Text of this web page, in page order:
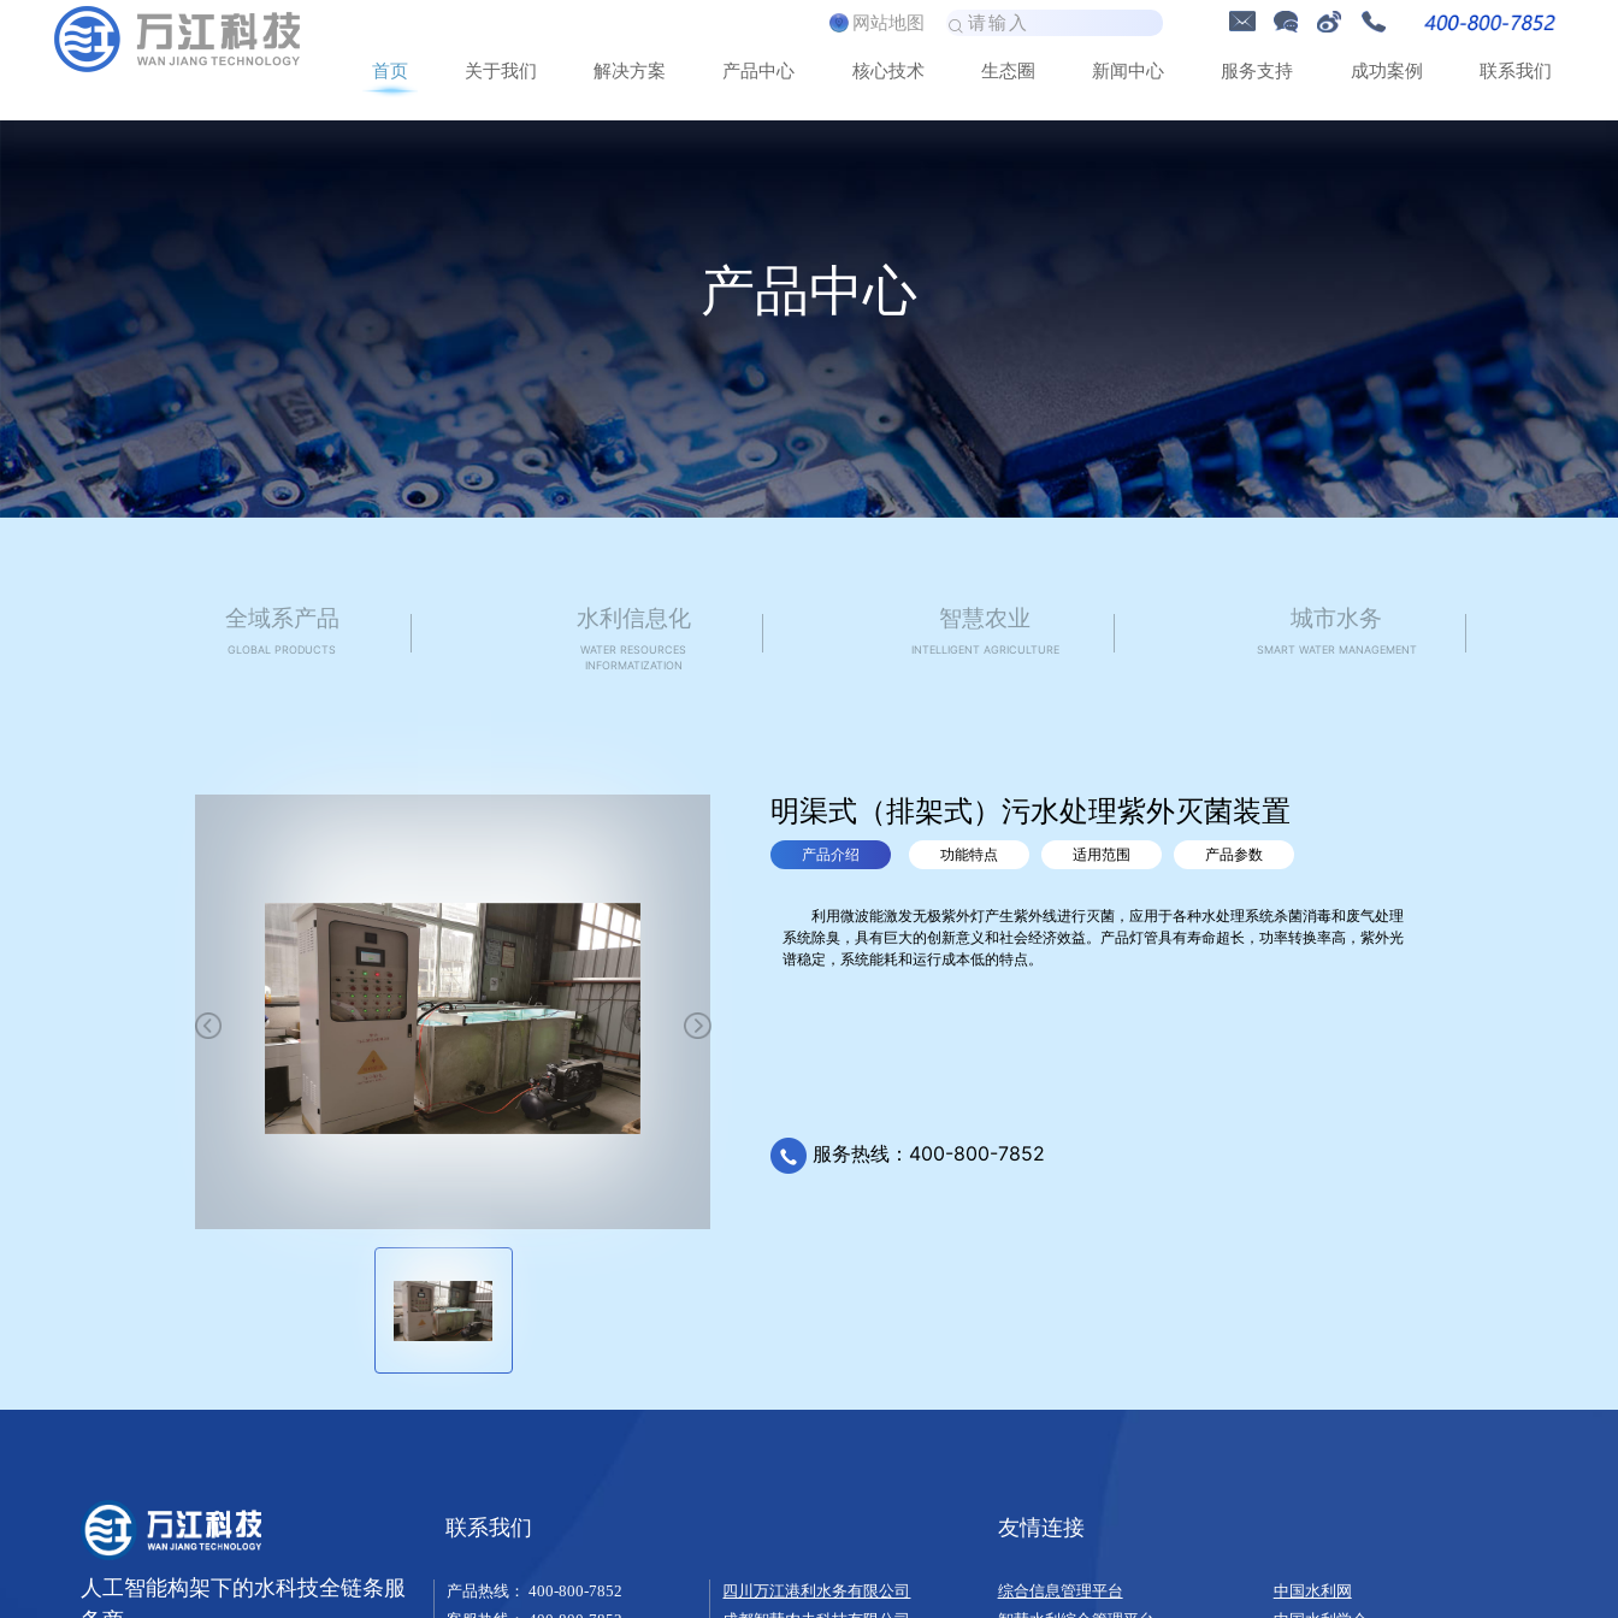
网站地图
首页 关于我们 解决方案 产品中心 核心技术 生态圈 新闻中心 服务支持 成功案例 联系我们
产品中心
全域系产品
GLOBAL PRODUCTS
水利信息化
WATER RESOURCES
INFORMATIZATION
智慧农业
INTELLIGENT AGRICULTURE
城市水务
SMART WATER MANAGEMENT
明渠式（排架式）污水处理紫外灭菌装置
产品介绍 功能特点 适用范围 产品参数
利用微波能激发无极紫外灯产生紫外线进行灭菌，应用于各种水处理系统杀菌消毒和废气处理
系统除臭，具有巨大的创新意义和社会经济效益。产品灯管具有寿命超长，功率转换率高，紫外光
谱稳定，系统能耗和运行成本低的特点。
服务热线：400-800-7852
人工智能构架下的水科技全链条服
联系我们
产品热线：400-800-7852
四川万江港利水务有限公司
友情连接
综合信息管理平台
中国水利网